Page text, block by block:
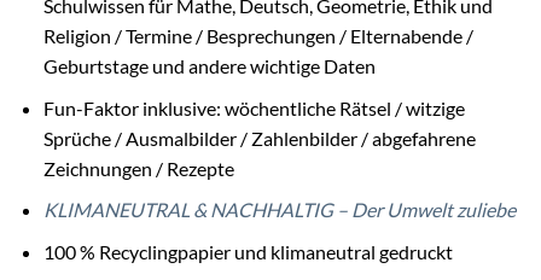
Schulwissen für Mathe, Deutsch, Geometrie, Ethik und
Religion / Termine / Besprechungen / Elternabende /
Geburtstage und andere wichtige Daten
Fun-Faktor inklusive: wöchentliche Rätsel / witzige
Sprüche / Ausmalbilder / Zahlenbilder / abgefahrene
Zeichnungen / Rezepte
KLIMANEUTRAL & NACHHALTIG – Der Umwelt zuliebe
100 % Recyclingpapier und klimaneutral gedruckt